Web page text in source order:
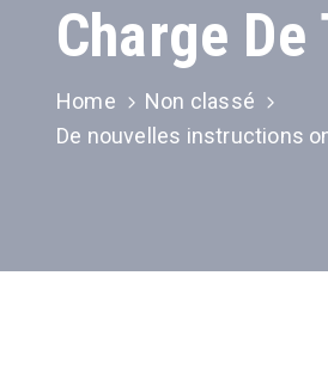
Charge
Home
Non classé
De nouvelles instructions